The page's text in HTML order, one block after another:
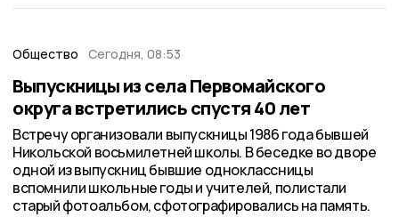
Общество Сегодня, 08:53
Выпускницы из села Первомайского
округа встретились спустя 40 лет
Встречу организовали выпускницы 1986 года бывшей
Никольской восьмилетней школы. В беседке во дворе
одной из выпускниц бывшие одноклассницы
вспомнили школьные годы и учителей, полистали
старый фотоальбом, сфотографировались на память.